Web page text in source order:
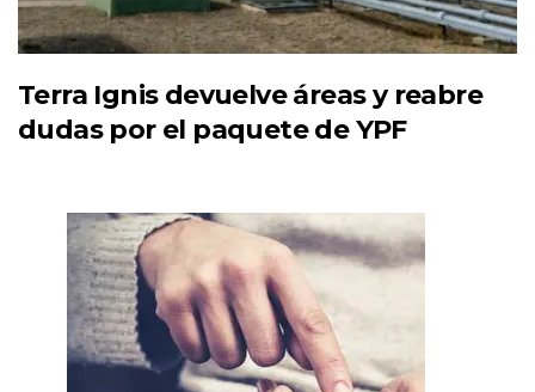
Terra Ignis devuelve áreas y reabre
dudas por el paquete de YPF